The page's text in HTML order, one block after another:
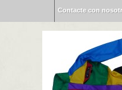
Contacte con